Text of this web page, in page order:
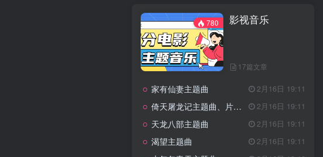
780 影视音乐
17篇文章
家有仙妻主题曲 2月16日 19:11
倚天屠龙记主题曲、片头曲 2月16日 19:11
天龙八部主题曲 2月16日 19:11
渴望主题曲 2月16日 19:11